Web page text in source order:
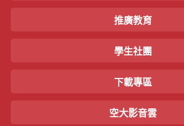
推廣教育
學生社團
下載專區
空大影音雲